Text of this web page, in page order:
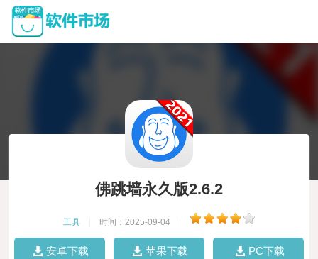
佛跳墙永久版2.6.2
工具 时间：2025-09-04
安卓下载 苹果下载 PC下载